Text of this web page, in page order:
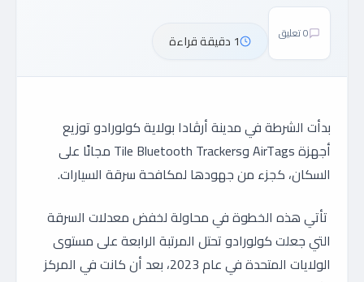
0 تعليق 1 دقيقة قراءة
بدأت الشرطة في مدينة أرڤادا بولاية كولورادو توزيع
أجهزة AirTags وTile Bluetooth Trackers مجانًا على
السكان، كجزء من جهودها لمكافحة سرقة السيارات.
تأتي هذه الخطوة في محاولة لخفض معدلات السرقة
التي جعلت كولورادو تحتل المرتبة الرابعة على مستوى
الولايات المتحدة في عام 2023، بعد أن كانت في المركز